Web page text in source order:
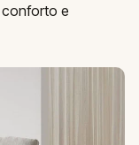
e